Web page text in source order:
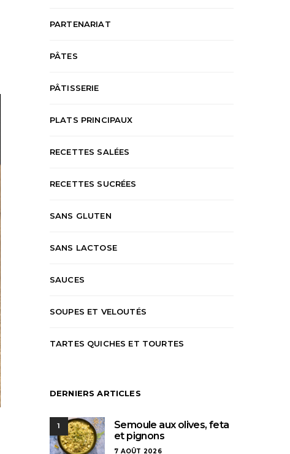
PARTENARIAT
PÂTES
PÂTISSERIE
PLATS PRINCIPAUX
RECETTES SALÉES
RECETTES SUCRÉES
SANS GLUTEN
SANS LACTOSE
SAUCES
SOUPES ET VELOUTÉS
TARTES QUICHES ET TOURTES
DERNIERS ARTICLES
1
Semoule aux olives, feta
et pignons
7 AOÛT 2026